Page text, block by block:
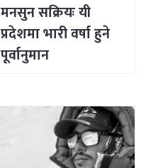
मनसुन सक्रियः यी
प्रदेशमा भारी वर्षा हुने
पूर्वानुमान